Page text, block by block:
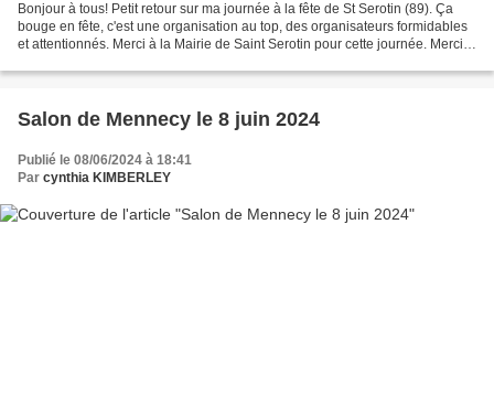
Bonjour à tous! Petit retour sur ma journée à la fête de St Serotin (89). Ça
bouge en fête, c'est une organisation au top, des organisateurs formidables
et attentionnés. Merci à la Mairie de Saint Serotin pour cette journée. Merci
Salon de Mennecy le 8 juin 2024
Publié le 08/06/2024 à 18:41
Par cynthia KIMBERLEY